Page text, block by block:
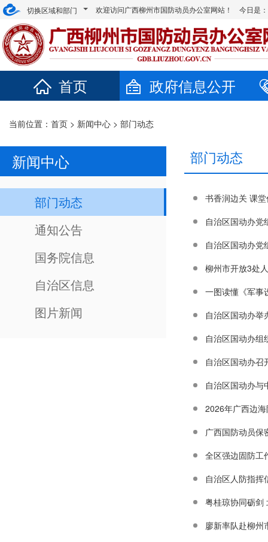
切换区域和部门 欢迎访问广西柳州市国防动员办公室网站！ 今日是
首页 政府信息公开
当前位置： 首页 > 新闻中心 > 部门动态
新闻中心
部门动态
通知公告
国务院信息
自治区信息
图片新闻
部门动态
书香润边关 课
自治区国动办
自治区国动办党
柳州市开放3处
一图读懂《军事
自治区国动办
自治区国动办组
自治区国动办召
自治区国动办与
2026年广西边
广西国防动员保
全区强边固防工
廖新率队赴柳州